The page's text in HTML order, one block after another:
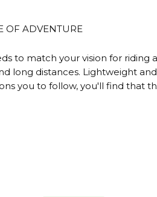
OF ADVENTURE
to match your vision for
long distances. Lightweight
you to follow, you'll find that